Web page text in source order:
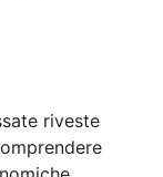
riveste